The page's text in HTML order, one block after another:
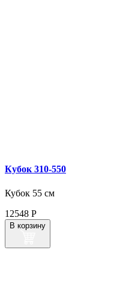
Кубок 310‑550
Кубок 55 см
12548 Р
В корзину